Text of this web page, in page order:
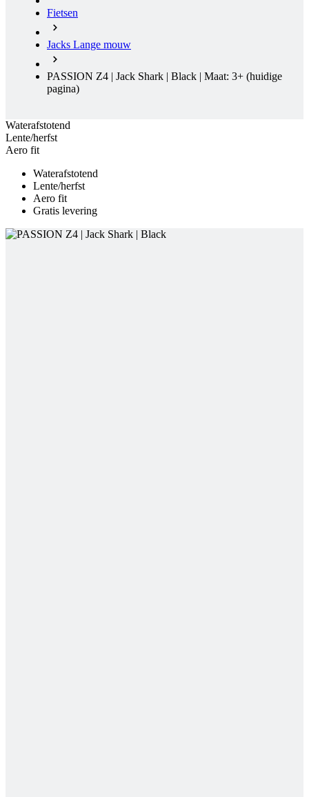
PASSION Z4 | Jack Shark | Black | Maat: 3+
pagina)
Waterafstotend
Lente/herfst
Lente/herfst
Aero fit
Gratis levering